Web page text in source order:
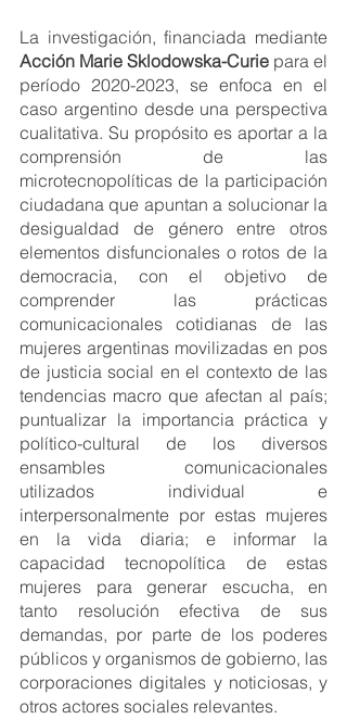
Acción Marie Sklodowska-Curie para el
período 2020-2023, se enfoca en el
caso argentino desde una perspectiva
cualitativa. Su propósito es aportar a la
comprensión de las
microtecnopolíticas de la participación
ciudadana que apuntan a solucionar la
desigualdad de género entre otros
elementos disfuncionales o rotos de la
democracia, con el objetivo de
comprender las prácticas
comunicacionales cotidianas de las
mujeres argentinas movilizadas en pos
de justicia social en el contexto de las
tendencias macro que afectan al país;
puntualizar la importancia práctica y
político-cultural de los diversos
ensambles comunicacionales
utilizados individual e
interpersonalmente por estas mujeres
en la vida diaria; e informar la
capacidad tecnopolítica de estas
mujeres para generar escucha, en
tanto resolución efectiva de sus
demandas, por parte de los poderes
públicos y organismos de gobierno, las
corporaciones digitales y noticiosas, y
otros actores sociales relevantes.